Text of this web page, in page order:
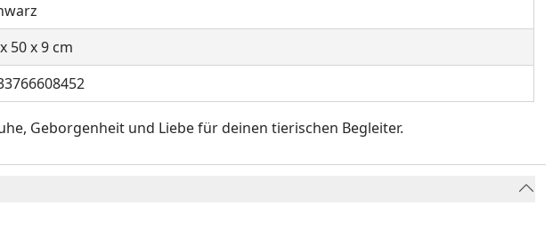
50 x 9 cm
Geborgenheit und Liebe für deinen tierischen Begleiter.